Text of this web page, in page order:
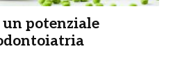
potenziale